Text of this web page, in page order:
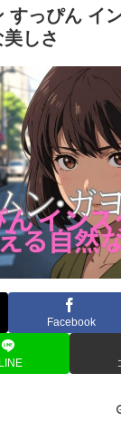
すっぴん イ
しさ
Facebook
LINE